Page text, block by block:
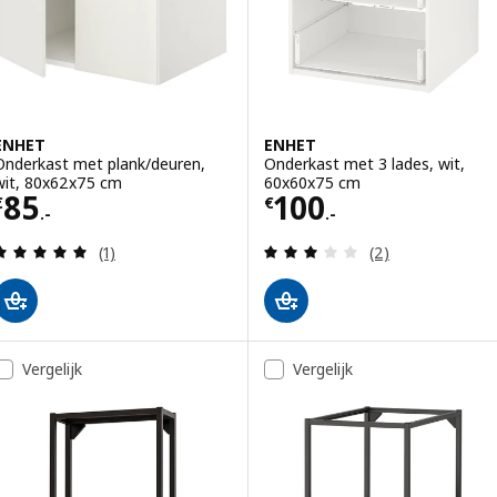
met plank/deuren,
80x62x75 cm
85.- € 85.-
Beoordeling: 5 van 5 sterren. Totaal
(1)
ENHET
Onderkast met 3 lades, wit,
60x60x75 cm
€100.-
Prijs € 100.-
Beoordeling: 3
(2)
Vergelijk Vergelijk